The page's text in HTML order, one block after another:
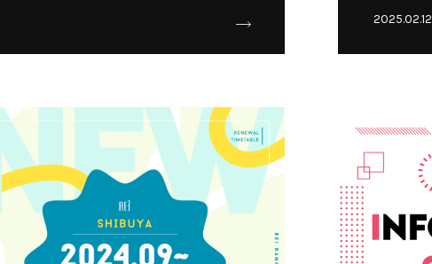
2025.02.12